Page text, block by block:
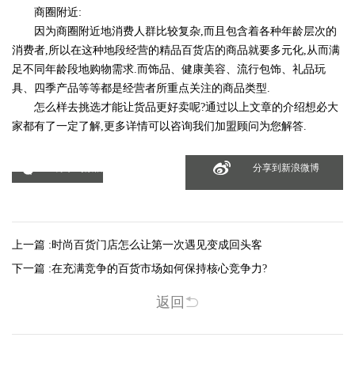
商圈附近:
因为商圈附近地消费人群比较复杂,而且包含着各种年龄层次的
消费者,所以在这种地段经营的精品百货店的商品就要多元化,从而满
足不同年龄段地购物需求.而饰品、健康美容、流行包饰、礼品玩
具、四季产品等等都是经营者所重点关注的商品类型.
怎么样去挑选才能让货品更好卖呢?通过以上文章的介绍想必大
家都有了一定了解,更多详情可以咨询我们加盟顾问为您解答.
分享到新浪微博
上一篇 :时尚百货门店怎么让第一次遇见变成回头客
下一篇 :在充满竞争的百货市场如何保持核心竞争力?
返回